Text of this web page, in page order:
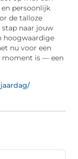
persoonlijk
de talloze
stap naar jouw
hoogwaardige
nu voor een
moment is — een